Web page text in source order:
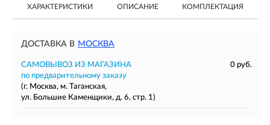
ХАРАКТЕРИСТИКИ ОПИСАНИЕ КОМПЛЕКТАЦИЯ
ДОСТАВКА В МОСКВА
САМОВЫВОЗ ИЗ МАГАЗИНА
0 руб.
по предварительному заказу
(г. Москва, м. Таганская,
ул. Большие Каменщики, д. 6, стр. 1)